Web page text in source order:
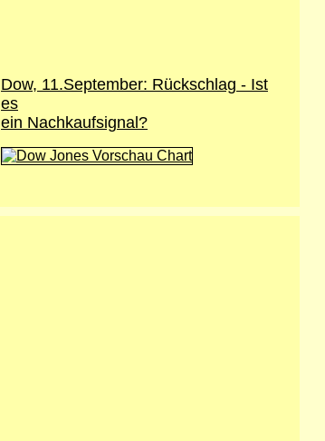
Dow, 11.September: Rückschlag - Ist
es
ein Nachkaufsignal?